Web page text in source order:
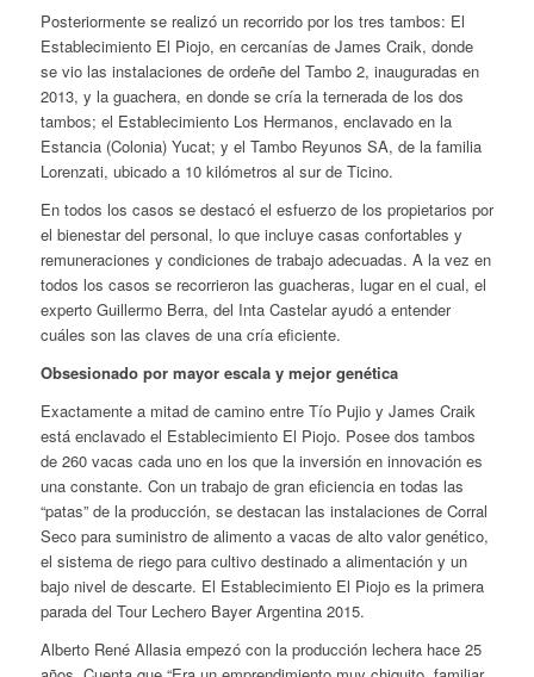
Posteriormente se realizó un recorrido por los tres tambos: El
Establecimiento El Piojo, en cercanías de James Craik, donde
se vio las instalaciones de ordeñe del Tambo 2, inauguradas en
2013, y la guachera, en donde se cría la ternerada de los dos
tambos; el Establecimiento Los Hermanos, enclavado en la
Estancia (Colonia) Yucat; y el Tambo Reyunos SA, de la familia
Lorenzati, ubicado a 10 kilómetros al sur de Ticino.
En todos los casos se destacó el esfuerzo de los propietarios por
el bienestar del personal, lo que incluye casas confortables y
remuneraciones y condiciones de trabajo adecuadas. A la vez en
todos los casos se recorrieron las guacheras, lugar en el cual, el
experto Guillermo Berra, del Inta Castelar ayudó a entender
cuáles son las claves de una cría eficiente.
Obsesionado por mayor escala y mejor genética
Exactamente a mitad de camino entre Tío Pujio y James Craik
está enclavado el Establecimiento El Piojo. Posee dos tambos
de 260 vacas cada uno en los que la inversión en innovación es
una constante. Con un trabajo de gran eficiencia en todas las
“patas” de la producción, se destacan las instalaciones de Corral
Seco para suministro de alimento a vacas de alto valor genético,
el sistema de riego para cultivo destinado a alimentación y un
bajo nivel de descarte. El Establecimiento El Piojo es la primera
parada del Tour Lechero Bayer Argentina 2015.
Alberto René Allasia empezó con la producción lechera hace 25